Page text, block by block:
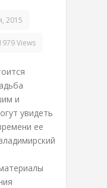
2015
Views
и
увидеть
ее